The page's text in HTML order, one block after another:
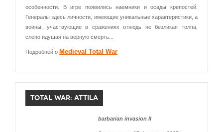
особенности. В игре появились наемники и осады крепостей.
Генералы здесь личности, имеющие уникальные характеристики, а
воины, участвующие в сражениях отнюдь не безликая толпа,
слепо идущая на верную смерть...
Подробней о Medieval Total War
TOTAL WAR: ATTILA
barbarian invasion II